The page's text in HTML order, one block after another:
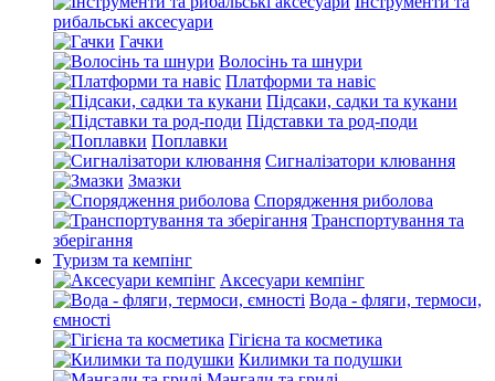
рибальські аксесуари
Гачки
Волосінь та шнури
Платформи та навіс
Підсаки, садки та кукани
Підставки та род-поди
Поплавки
Сигналізатори клювання
Змазки
Спорядження риболова
Транспортування та
зберігання
Туризм та кемпінг
Аксесуари кемпінг
Вода - фляги, термоси,
ємності
Гігієна та косметика
Килимки та подушки